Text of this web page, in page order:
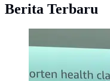
Berita Terbaru